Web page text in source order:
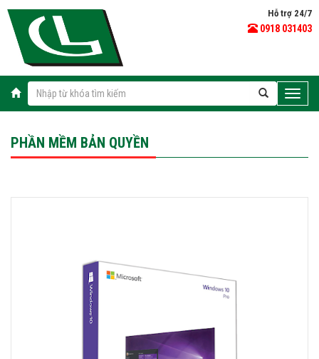
Hỗ trợ 24/7
0918 031403
Toggle
PHẦN MỀM BẢN QUYỀN